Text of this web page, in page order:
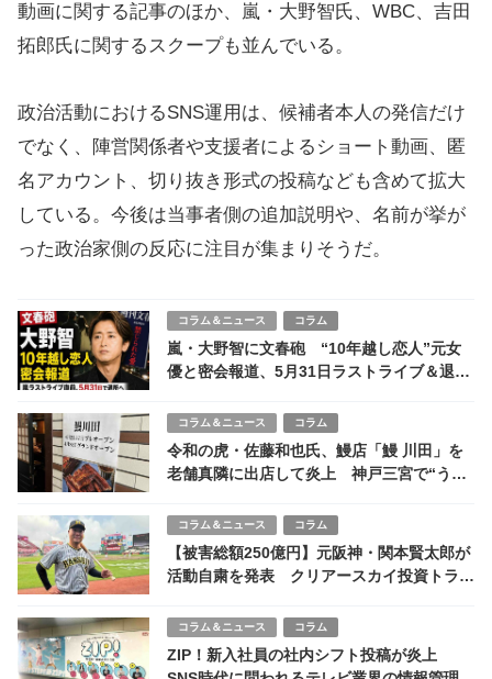
動画に関する記事のほか、嵐・大野智氏、WBC、吉田
拓郎氏に関するスクープも並んでいる。
政治活動におけるSNS運用は、候補者本人の発信だけ
でなく、陣営関係者や支援者によるショート動画、匿
名アカウント、切り抜き形式の投稿なども含めて拡大
している。今後は当事者側の追加説明や、名前が挙が
った政治家側の反応に注目が集まりそうだ。
コラム＆ニュース コラム
嵐・大野智に文春砲 “10年越し恋人”元女
優と密会報道、5月31日ラストライブ＆退所
コラム＆ニュース コラム
令和の虎・佐藤和也氏、鰻店「鰻 川田」を
老舗真隣に出店して炎上 神戸三宮で“うな
コラム＆ニュース コラム
【被害総額250億円】元阪神・関本賢太郎が
活動自粛を発表 クリアースカイ投資トラブ
コラム＆ニュース コラム
ZIP！新入社員の社内シフト投稿が炎上